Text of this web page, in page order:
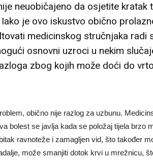
neuobičajeno da osjetite kratak
je ovo iskustvo obično
medicinskog stručnjaka radi
osnovni uzroci u nekim
zbog kojih može doći do
obično nije razlog za uzbunu.
bolest se javlja kada se položaj tijela brzo
ravnoteže i zamagljen vid, što također
može smanjiti dotok krvi u mrežnicu,